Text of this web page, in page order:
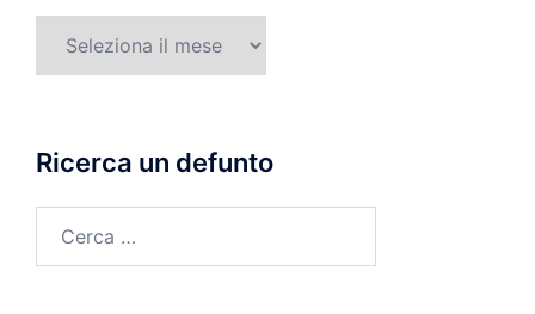
Ricerca un defunto